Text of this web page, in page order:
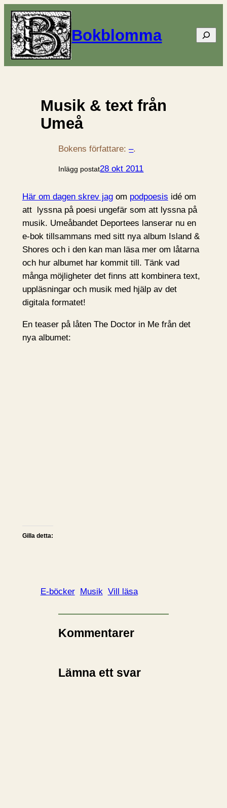
Bokblomma Sök
Musik & text från
Umeå
Bokens författare:–.
Inlägg postat28 okt 2011
Här om dagen skrev jagom podpoesis idé om
att lyssna på poesi ungefär som att lyssna på
musik. Umeåbandet Deportees lanserar nu en
e-bok tillsammans med sitt nya album Island &
Shores och i den kan man läsa mer om låtarna
och hur albumet har kommit till. Tänk vad
många möjligheter det finns att kombinera text,
uppläsningar och musik med hjälp av det
digitala formatet!
En teaser på låten The Doctor in Me från det
nya albumet:
Gilla detta:
E-böcker Musik Vill läsa
Kommentarer
Lämna ett svar